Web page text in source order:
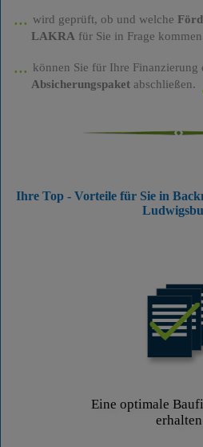
wird geprüft, ob und welche
LAKRA für Sie in Frage
können Sie für Ihre Finanzierung
Absicherungspaketabschließen.
Ihre Top - Vorteile für Sie in
Eine optimale
erhalten